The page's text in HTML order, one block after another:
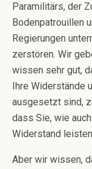
Paramilitärs, der
Bodenpatrouillen
Regierungen
zerstören. Wir
wissen sehr gut,
Ihre Widerstände
ausgesetzt sind,
dass Sie, wie
Widerstand
Aber wir wissen,